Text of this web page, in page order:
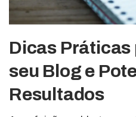
Dicas
seu Blog e
Resultados